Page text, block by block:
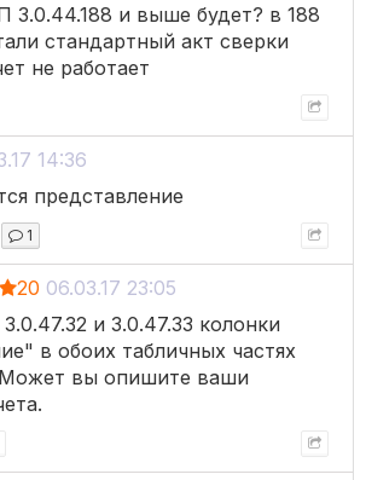
3.0.44.188 и выше будет? в 188
стандартный акт сверки
не работает
14:36
представление
1
20 06.03.17 23:05
и 3.0.47.33 колонки
в обоих табличных частях
Может вы опишите ваши